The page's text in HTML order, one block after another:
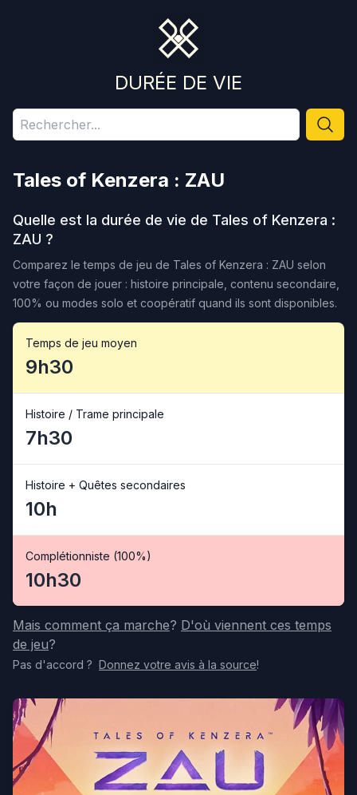
DURÉE DE VIE
Tales of Kenzera : ZAU
Quelle est la durée de vie de Tales of Kenzera :
ZAU ?
Comparez le temps de jeu de Tales of Kenzera : ZAU selon
votre façon de jouer : histoire principale, contenu secondaire,
100% ou modes solo et coopératif quand ils sont disponibles.
Temps de jeu moyen
9h30
Histoire / Trame principale
7h30
Histoire + Quêtes secondaires
10h
Complétionniste (100%)
10h30
Mais comment ça marche? D'où viennent ces temps
de jeu?
Pas d'accord ? Donnez votre avis à la source!